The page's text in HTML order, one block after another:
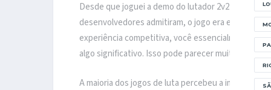
Desde que joguei a demo do lutador 2v2 da Riot
desenvolvedores admitiram, o jogo era
experiência competitiva, você essencialmente
algo significativo. Isso pode parecer muito
A maioria dos jogos de luta percebeu a